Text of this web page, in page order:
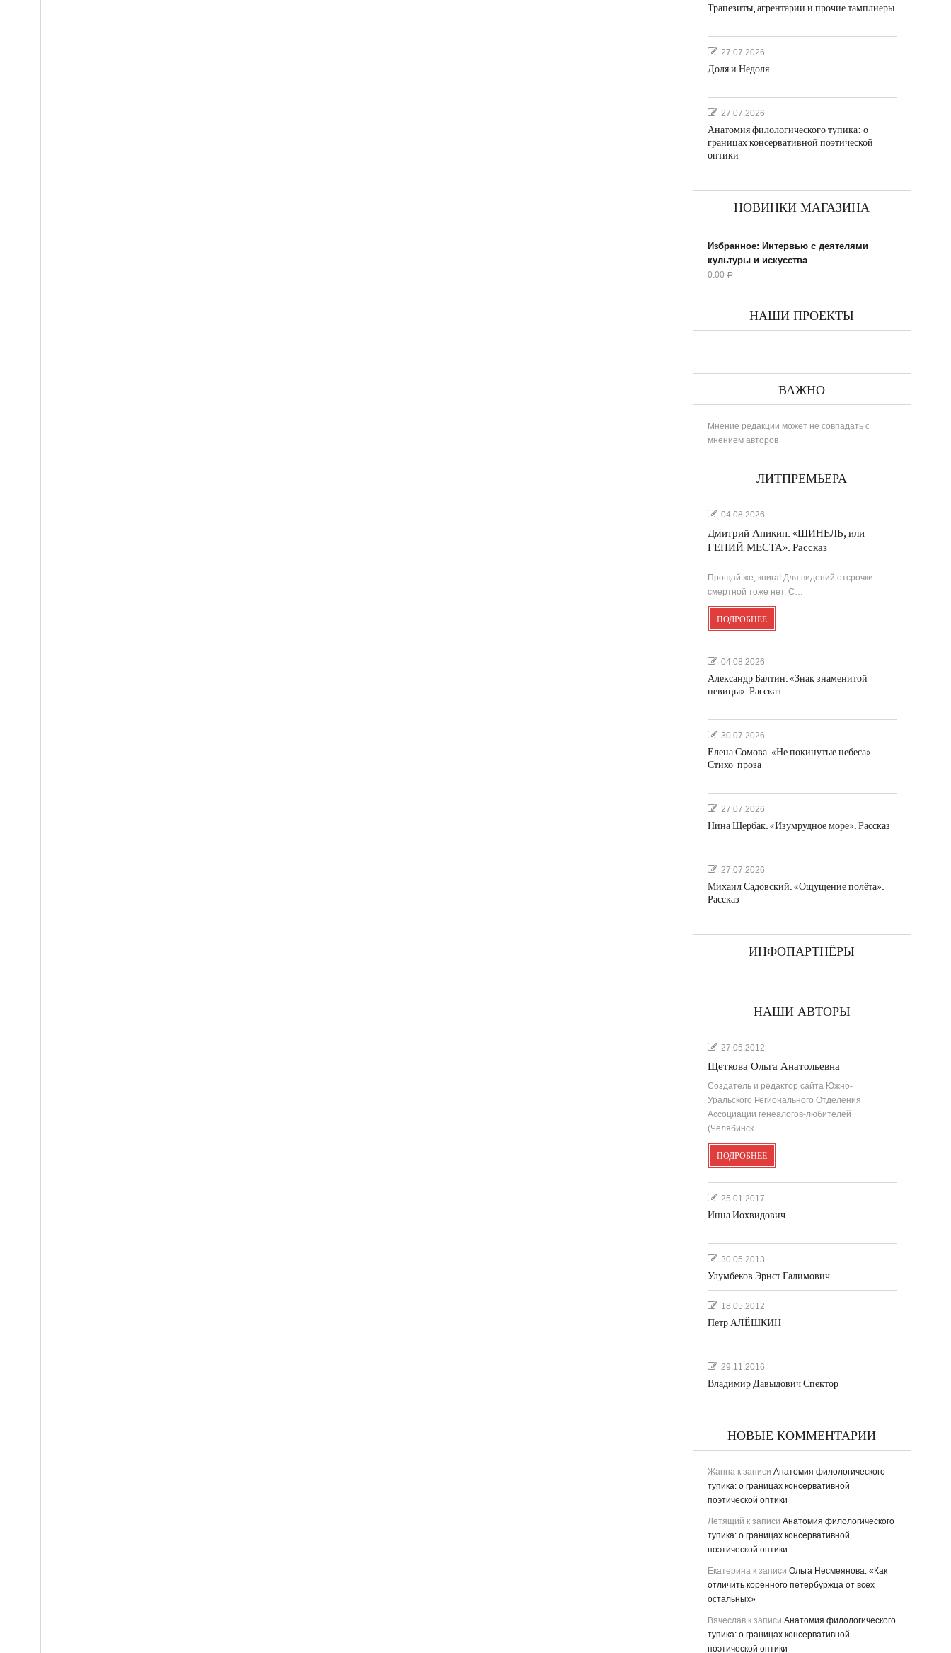
Трапезиты, агрентарии и прочие тамплиеры
27.07.2026
Доля и Недоля
27.07.2026
Анатомия филологического тупика: о
границах консервативной поэтической
оптики
НОВИНКИ МАГАЗИНА
Избранное: Интервью с деятелями
культуры и искусства
0.00 Р
НАШИ ПРОЕКТЫ
ВАЖНО
Мнение редакции может не совпадать с
мнением авторов
ЛИТПРЕМЬЕРА
04.08.2026
Дмитрий Аникин. «ШИНЕЛЬ, или
ГЕНИЙ МЕСТА». Рассказ
Прощай же, книга! Для видений отсрочки
смертной тоже нет. С…
ПОДРОБНЕЕ
04.08.2026
Александр Балтин. «Знак знаменитой
певицы». Рассказ
30.07.2026
Елена Сомова. «Не покинутые небеса».
Стихо-проза
27.07.2026
Нина Щербак. «Изумрудное море». Рассказ
27.07.2026
Михаил Садовский. «Ощущение полёта».
Рассказ
ИНФОПАРТНЁРЫ
НАШИ АВТОРЫ
27.05.2012
Щеткова Ольга Анатольевна
Создатель и редактор сайта Южно-
Уральского Регионального Отделения
Ассоциации генеалогов-любителей
(Челябинск…
ПОДРОБНЕЕ
25.01.2017
Инна Иохвидович
30.05.2013
Улумбеков Эрнст Галимович
18.05.2012
Петр АЛЁШКИН
29.11.2016
Владимир Давыдович Спектор
НОВЫЕ КОММЕНТАРИИ
Жаннак записи Анатомия филологического
тупика: о границах консервативной
поэтической оптики
Летящий к записи Анатомия филологического
тупика: о границах консервативной
поэтической оптики
Екатеринак записи Ольга Несмеянова. «Как
отличить коренного петербуржца от всех
остальных»
Вячеславк записи Анатомия филологического
тупика: о границах консервативной
поэтической оптики